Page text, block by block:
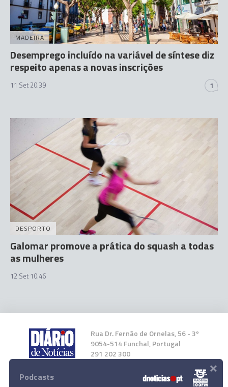
MADEIRA
Desemprego incluído na variável de síntese diz
respeito apenas a novas inscrições
11 Set 20:39 1
DESPORTO
Galomar promove a prática do squash a todas
as mulheres
12 Set 10:46
Rua Dr. Fernão de Ornelas, 56 - 3º
9054-514 Funchal, Portugal
291 202 300
Instale a nossa App
Podcasts ×